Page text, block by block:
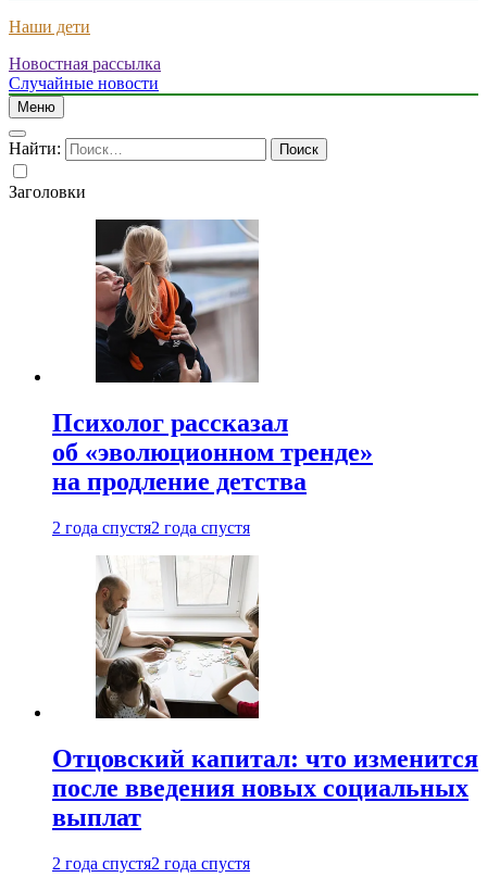
Наши дети
Новостная рассылка
Случайные новости
Меню
Найти:
Заголовки
Психолог рассказал
об «эволюционном тренде»
на продление детства
2 года спустя2 года спустя
Отцовский капитал: что изменится
после введения новых социальных
выплат
2 года спустя2 года спустя